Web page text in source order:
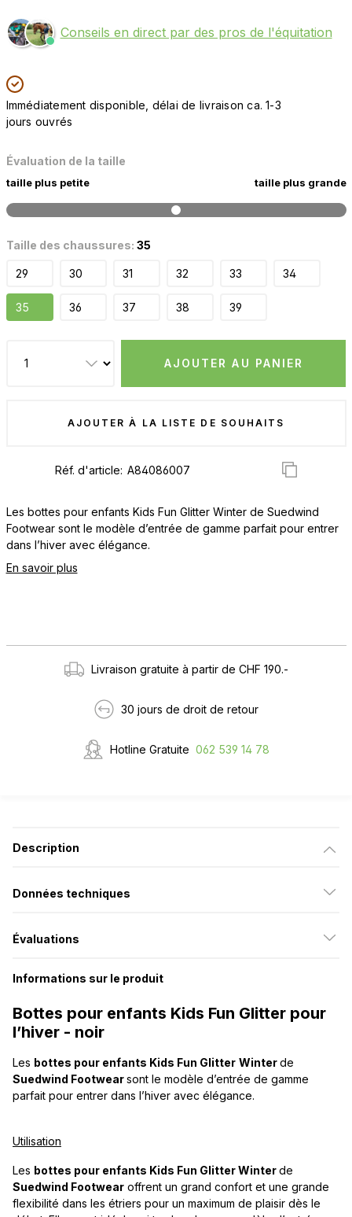
Conseils en direct par des pros de l'équitation
Immédiatement disponible, délai de livraison ca. 1-3
jours ouvrés
Évaluation de la taille
taille plus petite taille plus grande
Taille des chaussures: 35
29 30 31 32 33 34
35 36 37 38 39
AJOUTER AU PANIER
AJOUTER À LA LISTE DE SOUHAITS
Réf. d'article:
Les bottes pour enfants Kids Fun Glitter Winter de Suedwind
Footwear sont le modèle d’entrée de gamme parfait pour entrer
dans l’hiver avec élégance.
En savoir plus
Livraison gratuite à partir de CHF 190.-
30 jours de droit de retour
Hotline Gratuite 062 539 14 78
Description
Données techniques
Évaluations
Informations sur le produit
Bottes pour enfants Kids Fun Glitter pour
l’hiver - noir
Les bottes pour enfants Kids Fun Glitter Winterde
Suedwind Footwearsont le modèle d’entrée de gamme
parfait pour entrer dans l’hiver avec élégance.
Utilisation
Les bottes pour enfants Kids Fun Glitter Winterde
Suedwind Footwear offrent un grand confort et une grande
flexibilité dans les étriers pour un maximum de plaisir dès le